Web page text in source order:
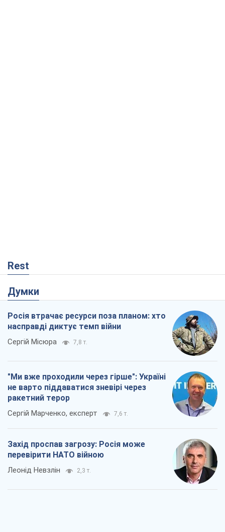
Rest
Думки
Росія втрачає ресурси поза планом: хто
насправді диктує темп війни
Сергій Місюра 7,8 т.
"Ми вже проходили через гірше": Україні
не варто піддаватися зневірі через
ракетний терор
Сергій Марченко, експерт 7,6 т.
Захід проспав загрозу: Росія може
перевірити НАТО війною
Леонід Невзлін 2,3 т.